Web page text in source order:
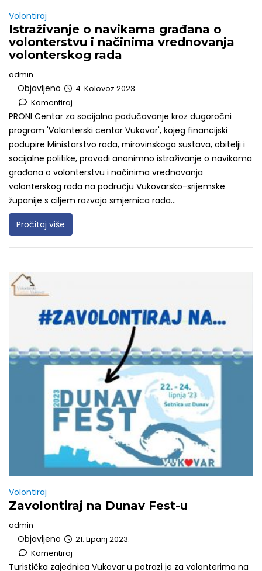
Volontiraj
Istraživanje o navikama građana o
volonterstvu i načinima vrednovanja
volonterskog rada
admin
Objavljeno
4. Kolovoz 2023.
Komentiraj
PRONI Centar za socijalno podučavanje kroz dugoročni
program 'Volonterski centar Vukovar', kojeg financijski
podupire Ministarstvo rada, mirovinskoga sustava, obitelji i
socijalne politike, provodi anonimno istraživanje o navikama
građana o volonterstvu i načinima vrednovanja
volonterskog rada na području Vukovarsko-srijemske
županije s ciljem razvoja smjernica rada...
Pročitaj više
Volontiraj
Zavolontiraj na Dunav Fest-u
admin
Objavljeno
21. Lipanj 2023.
Komentiraj
Turistička zajednica Vukovar u potrazi je za volonterima na